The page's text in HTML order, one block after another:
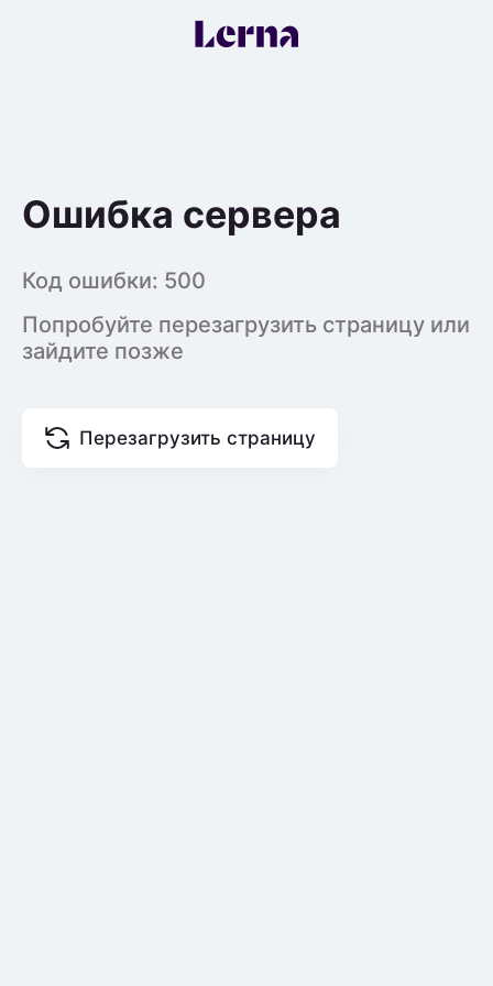
Ошибка сервера
Код ошибки: 500
Попробуйте перезагрузить страницу или
зайдите позже
Перезагрузить страницу